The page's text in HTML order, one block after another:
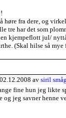
høre fra dere, og
tre har det som
kjempeflott jul/
(Skal hilse så mye
av siril
fine hun jeg likte
og jeg savner henne